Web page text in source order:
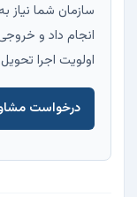
سازمان شما نیاز
انجام داد و
اولویت اجرا
درخواست